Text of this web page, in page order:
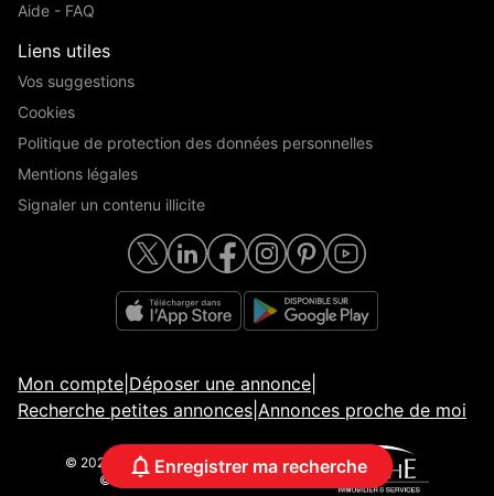
Enregistrer ma recherche
Aide - FAQ
Liens utiles
Vos suggestions
Cookies
Politique de protection des données personnelles
Mentions légales
Signaler un contenu illicite
Mon compte Déposer une annonce
Recherche petites annonces Annonces proche de moi
© 2026 ParuVendu.fr | Tous droits réservés
© Crédits photos | Adobe Stock